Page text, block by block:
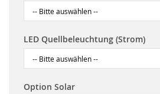
LED Quellbeleuchtung (Strom)
Option Solar